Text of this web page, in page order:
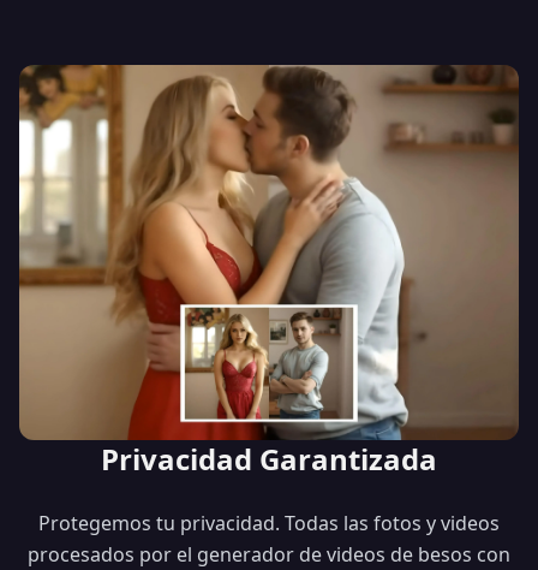
Privacidad Garantizada
Protegemos tu privacidad. Todas las fotos y videos
procesados por el generador de videos de besos con